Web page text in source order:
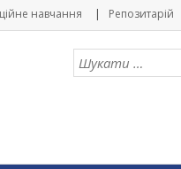
навчання Репозитарій